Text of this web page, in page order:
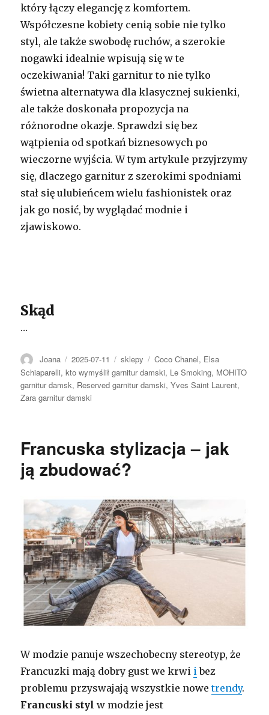
który łączy elegancję z komfortem.
Współczesne kobiety cenią sobie nie tylko
styl, ale także swobodę ruchów, a szerokie
nogawki idealnie wpisują się w te
oczekiwania! Taki garnitur to nie tylko
świetna alternatywa dla klasycznej sukienki,
ale także doskonała propozycja na
różnorodne okazje. Sprawdzi się bez
wątpienia od spotkań biznesowych po
wieczorne wyjścia. W tym artykule przyjrzymy
się, dlaczego garnitur z szerokimi spodniami
stał się ulubieńcem wielu fashionistek oraz
jak go nosić, by wyglądać modnie i
zjawiskowo.
Skąd
…
Autor
Joana Opublikowano
2025-07-11 Kategorie
sklepy Tagi
Coco Chanel, Elsa
Schiaparelli,kto wymyślił garnitur damski, Le Smoking, MOHITO
garnitur damsk, Reserved garnitur damski,Yves Saint Laurent,
Zara garnitur damski
Francuska stylizacja – jak
ją zbudować?
W modzie panuje wszechobecny stereotyp, że
Francuzki mają dobry gust we krwi i bez
problemu przyswajają wszystkie nowetrendy.
Francuski stylw modzie jest